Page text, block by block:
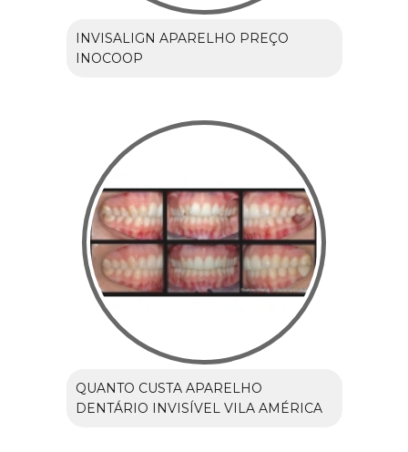
INVISALIGN APARELHO PREÇO
INOCOOP
QUANTO CUSTA APARELHO
DENTÁRIO INVISÍVEL VILA AMÉRICA